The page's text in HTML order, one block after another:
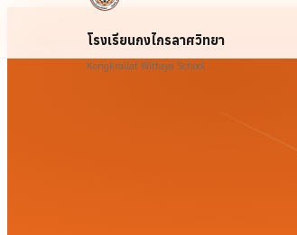
โรงเรียนกงไกรลาศวิทยา
Kongkrailat Wittaya School